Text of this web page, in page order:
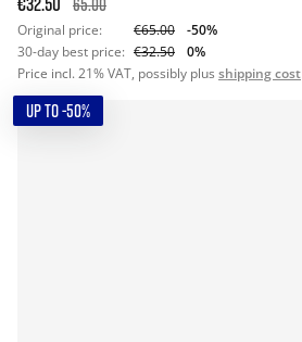
65.00
Original price: €65.00
-50%
30-day best price: €32.50
0%
Price incl. 21% VAT, possibly plus shipping cost
UP TO -50%